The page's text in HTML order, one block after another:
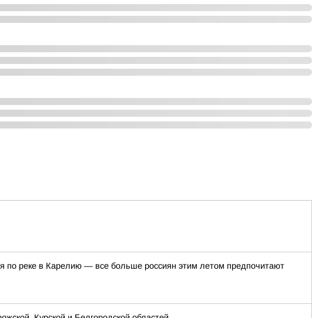
по реке в Карелию — все больше россиян этим летом предпочитают